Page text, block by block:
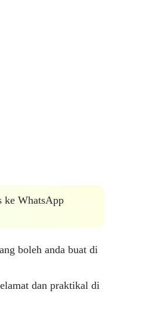
ke WhatsApp
boleh anda buat di
dan praktikal di